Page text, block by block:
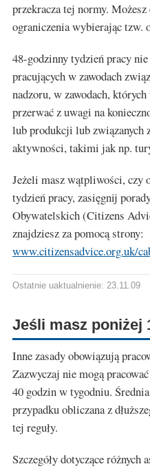
przekracza tej normy.
ograniczenia wybierając tzw.
48-godzinny tydzień pracy
pracujących w zawodach
nadzoru, w zawodach,
przerwać z uwagi na
lub produkcji lub związanych
aktywności, takimi jak np.
Jeżeli masz wątpliwości, czy
tydzień pracy, zasięgnij
Obywatelskich (Citizens
znajdziesz za pomocą strony:
www.citizensadvice.org.uk/
Ostatnie uaktualnienie: 23.11.09
Jeśli masz poniżej
Inne zasady obowiązują
Zazwyczaj nie mogą
40 godzin w tygodniu.
przypadku obliczana z
tej reguły.
Szczegóły dotyczące różnych